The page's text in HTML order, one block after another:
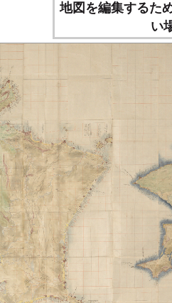
地図を編集するた
い